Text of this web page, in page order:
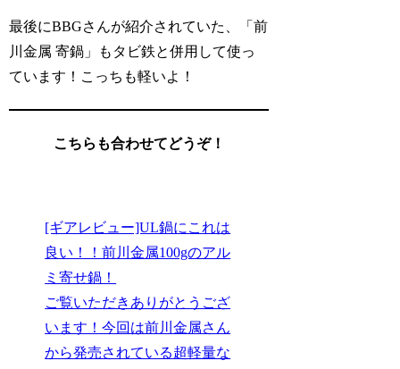
最後にBBGさんが紹介されていた、「前
川金属 寄鍋」もタビ鉄と併用して使っ
ています！こっちも軽いよ！
こちらも合わせてどうぞ！
[ギアレビュー]UL鍋にこれは
良い！！前川金属100gのアル
ミ寄せ鍋！
ご覧いただきありがとうござ
います！今回は前川金属さん
から発売されている超軽量な